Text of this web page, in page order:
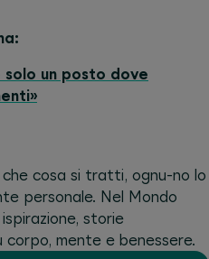
solo un posto dove
cosa si tratti, ognu-no lo
personale. Nel Mondo
storie
mente e benessere.